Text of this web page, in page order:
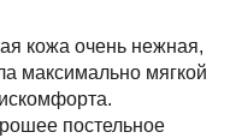
кожа очень нежная,
максимально мягкой
постельное